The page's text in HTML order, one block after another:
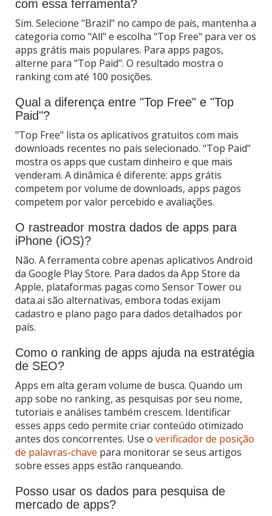
com essa ferramenta?
Sim. Selecione "Brazil" no campo de país, mantenha a
categoria como "All" e escolha "Top Free" para ver os
apps grátis mais populares. Para apps pagos,
alterne para "Top Paid". O resultado mostra o
ranking com até 100 posições.
Qual a diferença entre "Top Free" e "Top
Paid"?
"Top Free" lista os aplicativos gratuitos com mais
downloads recentes no país selecionado. "Top Paid"
mostra os apps que custam dinheiro e que mais
venderam. A dinâmica é diferente: apps grátis
competem por volume de downloads, apps pagos
competem por valor percebido e avaliações.
O rastreador mostra dados de apps para
iPhone (iOS)?
Não. A ferramenta cobre apenas aplicativos Android
da Google Play Store. Para dados da App Store da
Apple, plataformas pagas como Sensor Tower ou
data.ai são alternativas, embora todas exijam
cadastro e plano pago para dados detalhados por
país.
Como o ranking de apps ajuda na estratégia
de SEO?
Apps em alta geram volume de busca. Quando um
app sobe no ranking, as pesquisas por seu nome,
tutoriais e análises também crescem. Identificar
esses apps cedo permite criar conteúdo otimizado
antes dos concorrentes. Use o verificador de posição
de palavras-chave para monitorar se seus artigos
sobre esses apps estão ranqueando.
Posso usar os dados para pesquisa de
mercado de apps?